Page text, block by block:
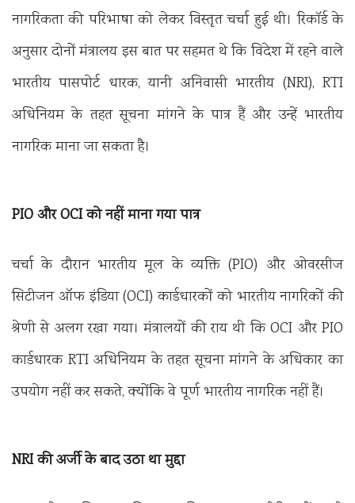
नागरिकता की परिभाषा को लेकर विस्तृत चर्चा हुई थी। रिकॉर्ड के
अनुसार दोनों मंत्रालय इस बात पर सहमत थे कि विदेश में रहने वाले
भारतीय पासपोर्ट धारक, यानी अनिवासी भारतीय (NRI), RTI
अधिनियम के तहत सूचना मांगने के पात्र हैं और उन्हें भारतीय
नागरिक माना जा सकता है।
PIO और OCI को नहीं माना गया पात्र
चर्चा के दौरान भारतीय मूल के व्यक्ति (PIO) और ओवरसीज
सिटीजन ऑफ इंडिया (OCI) कार्डधारकों को भारतीय नागरिकों की
श्रेणी से अलग रखा गया। मंत्रालयों की राय थी कि OCI और PIO
कार्डधारक RTI अधिनियम के तहत सूचना मांगने के अधिकार का
उपयोग नहीं कर सकते, क्योंकि वे पूर्ण भारतीय नागरिक नहीं हैं।
NRI की अर्जी के बाद उठा था मुद्दा